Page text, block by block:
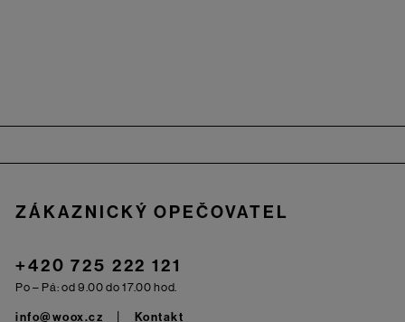
ZÁKAZNICKÝ OPEČOVATEL
+420 725 222 121
Po – Pá: od 9.00 do 17.00 hod.
info@woox.cz Kontakt